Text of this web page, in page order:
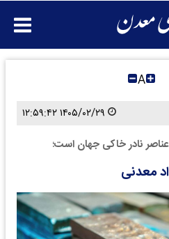
A
نادر خاکی جهان است؛
معدنی